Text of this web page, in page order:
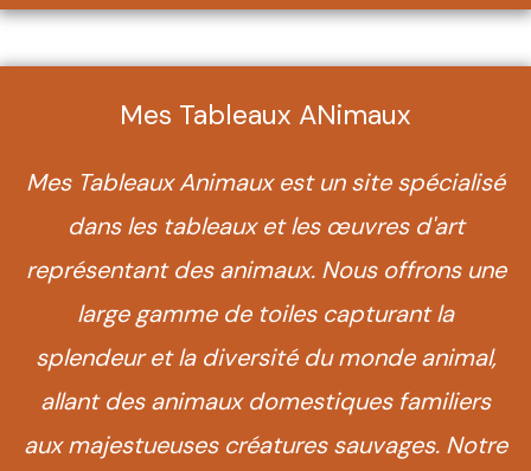
Mes Tableaux ANimaux
Mes Tableaux Animaux est un site spécialisé
dans les tableaux et les œuvres d'art
représentant des animaux. Nous offrons une
large gamme de toiles capturant la
splendeur et la diversité du monde animal,
allant des animaux domestiques familiers
aux majestueuses créatures sauvages. Notre